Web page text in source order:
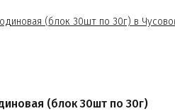
(блок 30шт по 30г)